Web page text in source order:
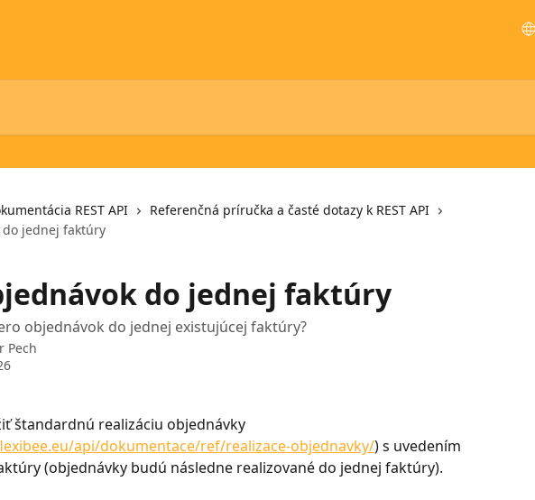
REST API
Referenčná príručka a časté dotazy k REST API
do jednej faktúry
do jednej faktúry
objednávok do jednej existujúcej faktúry?
Pech
štandardnú realizáciu objednávky
api/dokumentace/ref/realizace-objednavky/) s uvedením
(objednávky budú následne realizované do jednej faktúry).